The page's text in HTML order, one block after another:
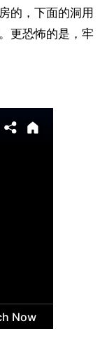
的，下面的洞用
更恐怖的是，牢